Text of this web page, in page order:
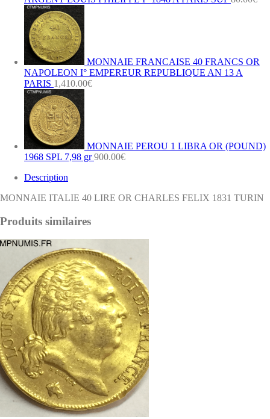
MONNAIE FRANCAISE 40 FRANCS OR
NAPOLEON I° EMPEREUR REPUBLIQUE AN 13 A
PARIS 1,410.00€
MONNAIE PEROU 1 LIBRA OR (POUND)
1968 SPL 7,98 gr 900.00€
Description
MONNAIE ITALIE 40 LIRE OR CHARLES FELIX 1831 TURIN
Produits similaires